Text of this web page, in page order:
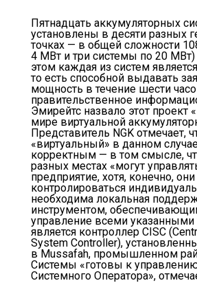
Пятнадцать аккумуляторных
установлены в десяти разных
точках — в общей сложности
4 МВт и три системы по 20
этом каждая из систем
то есть способной выдавать
мощность в течение шести
правительственное
Эмирейтс назвало этот проект
мире виртуальной
Представитель NGK отмечает,
«виртуальный» в данном
корректным — в том смысле,
разных местах «могут
предприятие, хотя, конечно,
контролироваться
необходима локальная
инструментом,
управление всеми указанными
является контроллер CISC
System Controller),
в Mussafah, промышленном
Системы «готовы к
Системного Оператора»,